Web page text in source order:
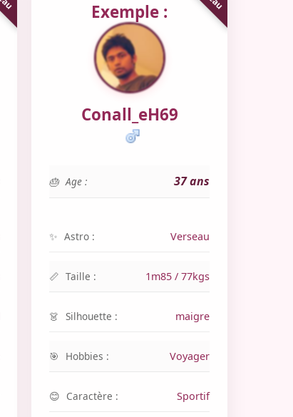
Exemple :
Conall_eH69
Age : 37 ans
Astro : Verseau
Taille : 1m85 / 77kgs
Silhouette : maigre
Hobbies : Voyager
Caractère : Sportif